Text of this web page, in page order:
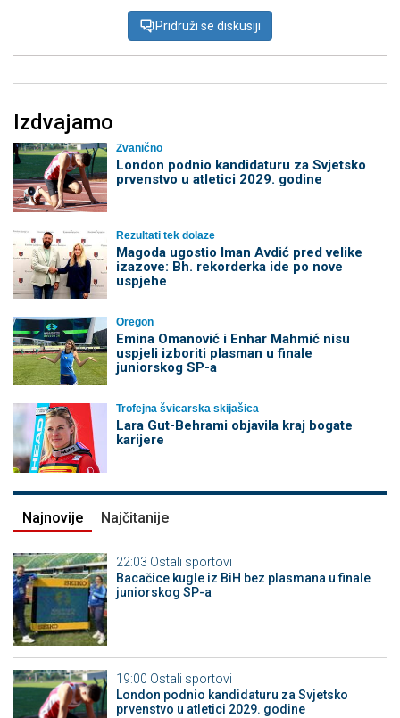
Pridruži se diskusiji
Izdvajamo
Zvanično
London podnio kandidaturu za Svjetsko
prvenstvo u atletici 2029. godine
Rezultati tek dolaze
Magoda ugostio Iman Avdić pred velike
izazove: Bh. rekorderka ide po nove
uspjehe
Oregon
Emina Omanović i Enhar Mahmić nisu
uspjeli izboriti plasman u finale
juniorskog SP-a
Trofejna švicarska skijašica
Lara Gut-Behrami objavila kraj bogate
karijere
Najnovije Najčitanije
22:03 Ostali sportovi
Bacačice kugle iz BiH bez plasmana u finale
juniorskog SP-a
19:00 Ostali sportovi
London podnio kandidaturu za Svjetsko
prvenstvo u atletici 2029. godine